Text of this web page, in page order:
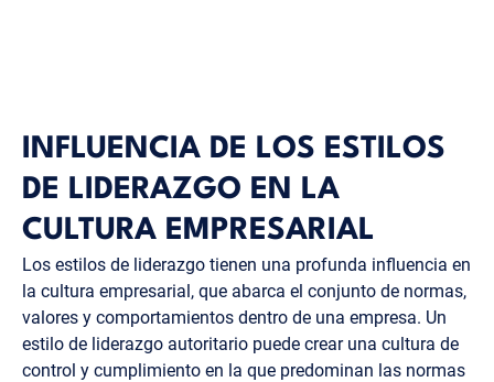
INFLUENCIA DE LOS ESTILOS
DE LIDERAZGO EN LA
CULTURA EMPRESARIAL
Los estilos de liderazgo tienen una profunda influencia en
la cultura empresarial, que abarca el conjunto de normas,
valores y comportamientos dentro de una empresa. Un
estilo de liderazgo autoritario puede crear una cultura de
control y cumplimiento en la que predominan las normas